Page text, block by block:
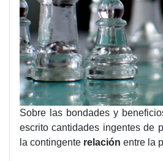
Sobre las bondades y
escrito cantidades ingentes de
la contingente relación entre la